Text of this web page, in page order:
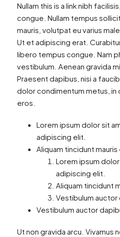
Nullam this is a link nibh
congue. Nullam tempus
mauris, volutpat eu varius
Ut et adipiscing erat.
libero tempus congue. Nam
vestibulum. Aenean gravida
Praesent dapibus, nisi a
dolor condimentum metus, in
eros.
Lorem ipsum dolor sit
adipiscing elit.
Aliquam tincidunt mauris
Lorem ipsum
adipiscing elit.
Aliquam tincidunt
Vestibulum auctor
Vestibulum auctor
Ut non gravida arcu. Vivamus